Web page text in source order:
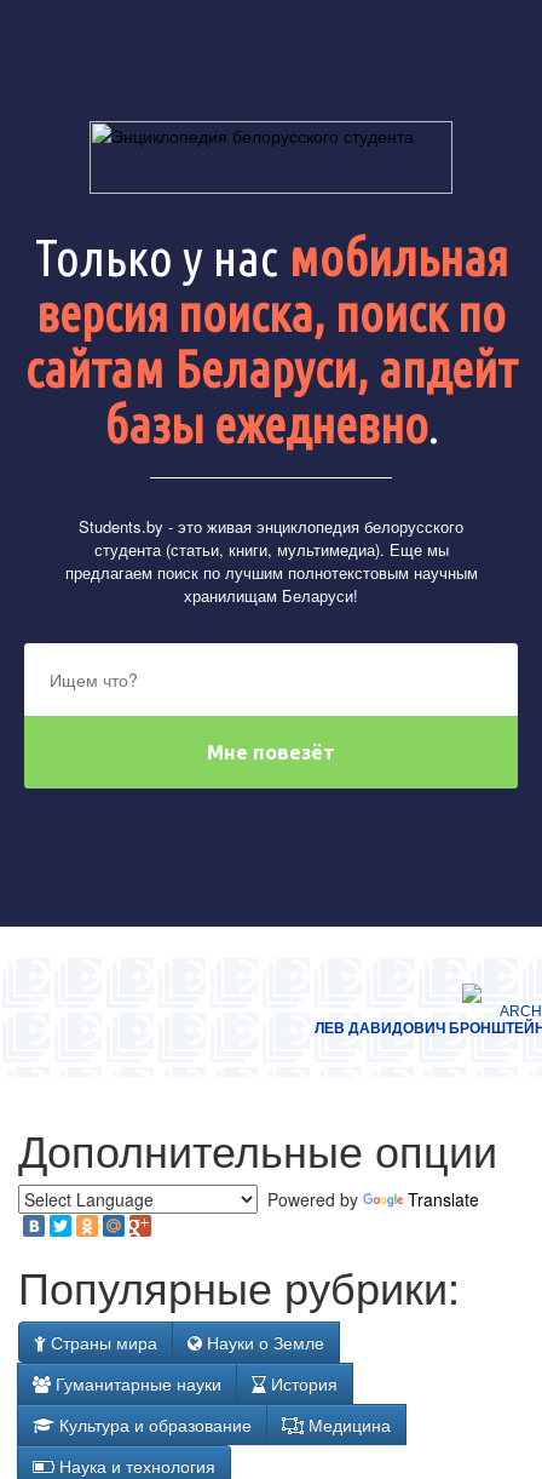
Только у нас мобильная
версия поиска, поиск по
сайтам Беларуси, апдейт
базы ежедневно.
Students.by - это живая энциклопедия белорусского
студента (статьи, книги, мультимедиа). Еще мы
предлагаем поиск по лучшим полнотекстовым научным
хранилищам Беларуси!
ЛЕВ ДАВИДОВИЧ
Дополнительные опции
Powered by Translate
Популярные рубрики:
Страны мира
Науки о Земле
Гуманитарные науки
История
Культура и образование
Медицина
Наука и технология